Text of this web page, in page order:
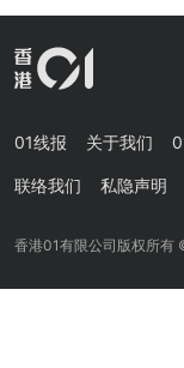
01线报 关于我们
联络我们 私隐声明
香港01有限公司版权所有